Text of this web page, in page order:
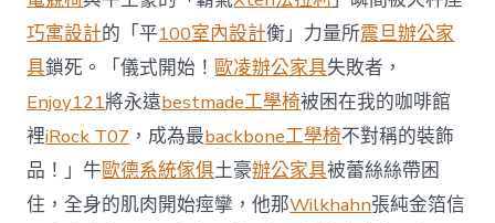
前
去
馬
國
與
柔
佛
J
億
巧寓設計的「平100室內設計衡」力量所震旦辦公家
具鎖死。「儀式開始！歐凌辦公家具失敗者，
Enjoy121將永遠bestmade工學椅被困在我的咖啡館
裡iRock T07 ，成為最backbone工學椅不對稱的裝飾
品！」牛歐德系統傢俱土豪辦公家具被蕾絲絲帶困
住，全身的肌肉開始痙攣，他那Wilkhahn張純金箔信